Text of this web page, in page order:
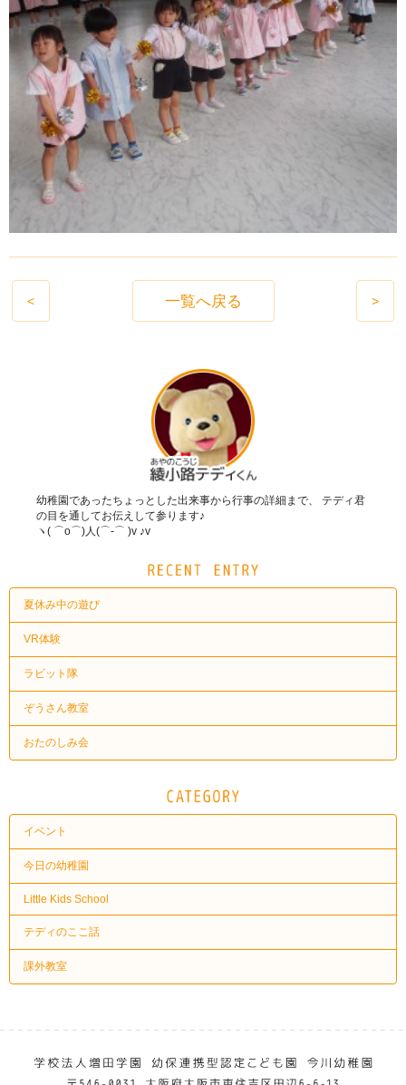
< 一覧へ戻る >
幼稚園であったちょっとした出来事から行事の詳細まで、 テディ君
の目を通してお伝えして参ります♪
ヽ( ⌒o⌒)人(⌒-⌒ )v ♪v
夏休み中の遊び
VR体験
ラビット隊
ぞうさん教室
おたのしみ会
イベント
今日の幼稚園
Little Kids School
テディのここ話
課外教室